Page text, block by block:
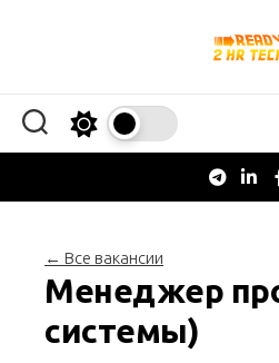
← Все вакансии
Менеджер
системы)